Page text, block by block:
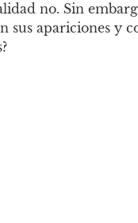
no. Sin
sus apariciones y